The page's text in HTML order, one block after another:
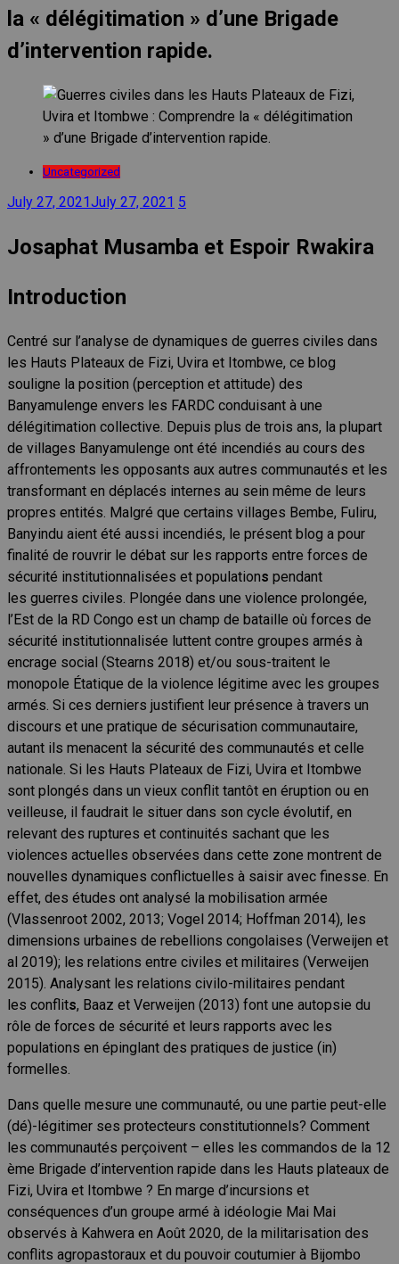
la « délégitimation » d’une Brigade
d’intervention rapide.
Uncategorized
July 27, 2021July 27, 2021 5
Josaphat Musamba et Espoir Rwakira
Introduction
Centré sur l’analyse de dynamiques de guerres civiles dans
les Hauts Plateaux de Fizi, Uvira et Itombwe, ce blog
souligne la position (perception et attitude) des
Banyamulenge envers les FARDC conduisant à une
délégitimation collective. Depuis plus de trois ans, la plupart
de villages Banyamulenge ont été incendiés au cours des
affrontements les opposants aux autres communautés et les
transformant en déplacés internes au sein même de leurs
propres entités. Malgré que certains villages Bembe, Fuliru,
Banyindu aient été aussi incendiés, le présent blog a pour
finalité de rouvrir le débat sur les rapports entre forces de
sécurité institutionnalisées et populations pendant
les guerres civiles. Plongée dans une violence prolongée,
l’Est de la RD Congo est un champ de bataille où forces de
sécurité institutionnalisée luttent contre groupes armés à
encrage social (Stearns 2018) et/ou sous-traitent le
monopole Étatique de la violence légitime avec les groupes
armés. Si ces derniers justifient leur présence à travers un
discours et une pratique de sécurisation communautaire,
autant ils menacent la sécurité des communautés et celle
nationale. Si les Hauts Plateaux de Fizi, Uvira et Itombwe
sont plongés dans un vieux conflit tantôt en éruption ou en
veilleuse, il faudrait le situer dans son cycle évolutif, en
relevant des ruptures et continuités sachant que les
violences actuelles observées dans cette zone montrent de
nouvelles dynamiques conflictuelles à saisir avec finesse. En
effet, des études ont analysé la mobilisation armée
(Vlassenroot 2002, 2013; Vogel 2014; Hoffman 2014), les
dimensions urbaines de rebellions congolaises (Verweijen et
al 2019); les relations entre civiles et militaires (Verweijen
2015). Analysant les relations civilo-militaires pendant
les conflits, Baaz et Verweijen (2013) font une autopsie du
rôle de forces de sécurité et leurs rapports avec les
populations en épinglant des pratiques de justice (in)
formelles.
Dans quelle mesure une communauté, ou une partie peut-elle
(dé)-légitimer ses protecteurs constitutionnels? Comment
les communautés perçoivent – elles les commandos de la 12
ème Brigade d’intervention rapide dans les Hauts plateaux de
Fizi, Uvira et Itombwe ? En marge d’incursions et
conséquences d’un groupe armé à idéologie Mai Mai
observés à Kahwera en Août 2020, de la militarisation des
conflits agropastoraux et du pouvoir coutumier à Bijombo